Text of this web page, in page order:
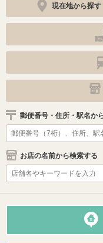
現在地から探す
郵便番号・住所・駅名か
お店の名前から検索する